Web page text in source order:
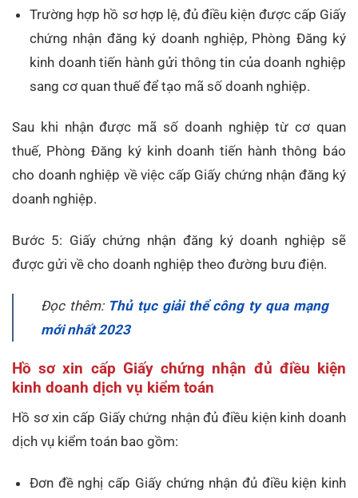
Trường hợp hồ sơ hợp lệ, đủ điều kiện được cấp Giấy
chứng nhận đăng ký doanh nghiệp, Phòng Đăng ký
kinh doanh tiến hành gửi thông tin của doanh nghiệp
sang cơ quan thuế để tạo mã số doanh nghiệp.
Sau khi nhận được mã số doanh nghiệp từ cơ quan
thuế, Phòng Đăng ký kinh doanh tiến hành thông báo
cho doanh nghiệp về việc cấp Giấy chứng nhận đăng ký
doanh nghiệp.
Bước 5: Giấy chứng nhận đăng ký doanh nghiệp sẽ
được gửi về cho doanh nghiệp theo đường bưu điện.
Đọc thêm: Thủ tục giải thể công ty qua mạng
mới nhất 2023
Hồ sơ xin cấp Giấy chứng nhận đủ điều kiện
kinh doanh dịch vụ kiểm toán
Hồ sơ xin cấp Giấy chứng nhận đủ điều kiện kinh doanh
dịch vụ kiểm toán bao gồm:
Đơn đề nghị cấp Giấy chứng nhận đủ điều kiện kinh